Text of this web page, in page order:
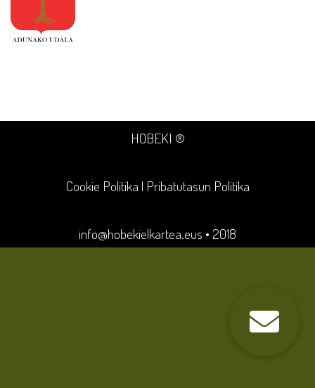
eus
HOBEKI ®
Cookie Politika | Pribatutasun Politika
info@hobekielkartea.eus • 2018